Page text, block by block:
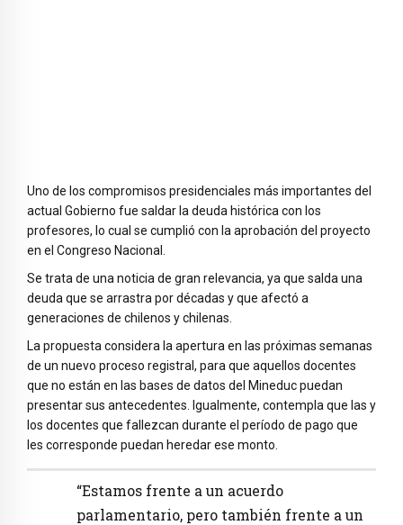
Uno de los compromisos presidenciales más importantes del
actual Gobierno fue saldar la deuda histórica con los
profesores, lo cual se cumplió con la aprobación del proyecto
en el Congreso Nacional.
Se trata de una noticia de gran relevancia, ya que salda una
deuda que se arrastra por décadas y que afectó a
generaciones de chilenos y chilenas.
La propuesta considera la apertura en las próximas semanas
de un nuevo proceso registral, para que aquellos docentes
que no están en las bases de datos del Mineduc puedan
presentar sus antecedentes. Igualmente, contempla que las y
los docentes que fallezcan durante el período de pago que
les corresponde puedan heredar ese monto.
“Estamos frente a un acuerdo
parlamentario, pero también frente a un